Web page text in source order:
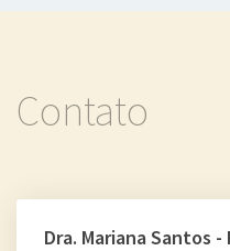
Contato
Dra. Mariana Santos